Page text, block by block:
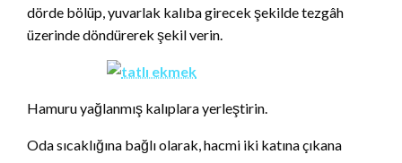
dörde bölüp, yuvarlak kalıba girecek şekilde tezgâh
üzerinde döndürerek şekil verin.
Hamuru yağlanmış kalıplara yerleştirin.
Oda sıcaklığına bağlı olarak, hacmi iki katına çıkana